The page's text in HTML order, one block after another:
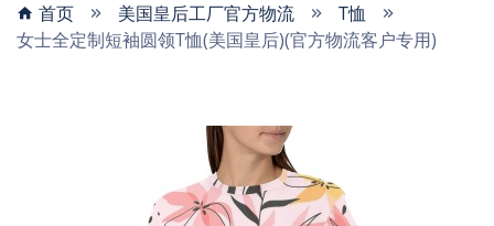
首页 美国皇后工厂官方物流
T恤
女士全定制短袖圆领T恤(美国皇后)(官方物流客户专用)